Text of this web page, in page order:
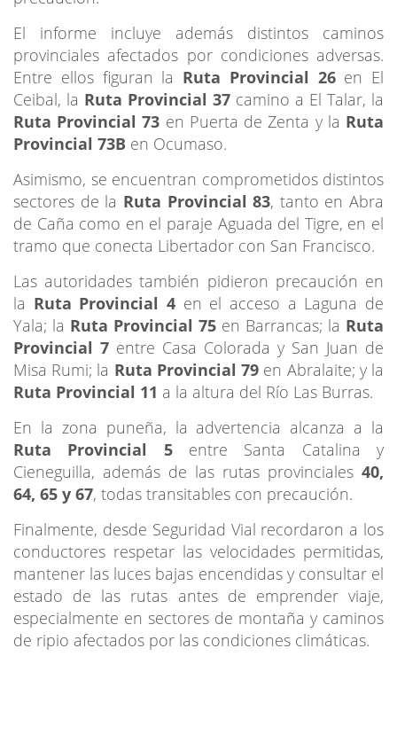
El informe incluye además distintos caminos
provinciales afectados por condiciones adversas.
Entre ellos figuran la Ruta Provincial 26en El
Ceibal, la Ruta Provincial 37 camino a El Talar, la
Ruta Provincial 73 en Puerta de Zenta y la Ruta
Provincial 73B en Ocumaso.
Asimismo, se encuentran comprometidos distintos
sectores de la Ruta Provincial 83, tanto en Abra
de Caña como en el paraje Aguada del Tigre, en el
tramo que conecta Libertador con San Francisco.
Las autoridades también pidieron precaución en
la Ruta Provincial 4 en el acceso a Laguna de
Yala; la Ruta Provincial 75 en Barrancas; la Ruta
Provincial 7 entre Casa Colorada y San Juan de
Misa Rumi; la Ruta Provincial 79 en Abralaite; y la
Ruta Provincial 11 a la altura del Río Las Burras.
En la zona puneña, la advertencia alcanza a la
Ruta Provincial 5entre Santa Catalina y
Cieneguilla, además de las rutas provinciales 40,
64, 65 y 67, todas transitables con precaución.
Finalmente, desde Seguridad Vial recordaron a los
conductores respetar las velocidades permitidas,
mantener las luces bajas encendidas y consultar el
estado de las rutas antes de emprender viaje,
especialmente en sectores de montaña y caminos
de ripio afectados por las condiciones climáticas.